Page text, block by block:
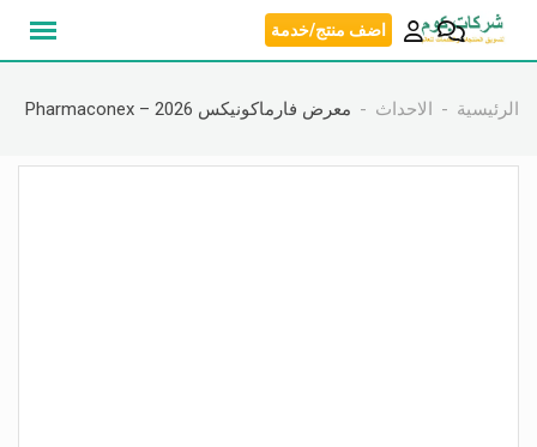
انتقل
اضف منتج/خدمة
الرئيسية الاحداث معرض فارماكونيكس 2026 – Pharmaconex